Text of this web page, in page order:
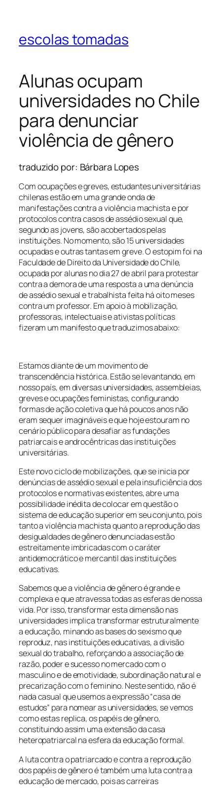
escolas tomadas
Alunas ocupam
universidades no Chile
para denunciar
violência de gênero
traduzido por: Bárbara Lopes
Com ocupações e greves, estudantes universitárias
chilenas estão em uma grande onda de
manifestações contra a violência machista e por
protocolos contra casos de assédio sexual que,
segundo as jovens, são acobertados pelas
instituições. No momento, são 15 universidades
ocupadas e outras tantas em greve. O estopim foi na
Faculdade de Direito da Universidade do Chile,
ocupada por alunas no dia 27 de abril para protestar
contra a demora de uma resposta a uma denúncia
de assédio sexual e trabalhista feita há oito meses
contra um professor. Em apoio à mobilização,
professoras, intelectuais e ativistas políticas
fizeram um manifesto que traduzimos abaixo:
Estamos diante de um movimento de
transcendência histórica. Estão se levantando, em
nosso país, em diversas universidades, assembleias,
greves e ocupações feministas, configurando
formas de ação coletiva que há poucos anos não
eram sequer imagináveis e que hoje estouram no
cenário público para desafiar as fundações
patriarcais e androcêntricas das instituições
universitárias.
Este novo ciclo de mobilizações, que se inicia por
denúncias de assédio sexual e pela insuficiência dos
protocolos e normativas existentes, abre uma
possibilidade inédita de colocar em questão o
sistema de educação superior em seu conjunto, pois
tanto a violência machista quanto a reprodução das
desigualdades de gênero denunciadas estão
estreitamente imbricadas com o caráter
antidemocrático e mercantil das instituições
educativas.
Sabemos que a violência de gênero é grande e
complexa e que atravessa todas as esferas de nossa
vida. Por isso, transformar esta dimensão nas
universidades implica transformar estruturalmente
a educação, minando as bases do sexismo que
reproduz, nas instituições educativas, a divisão
sexual do trabalho, reforçando a associação de
razão, poder e sucesso no mercado com o
masculino e de emotividade, subordinação natural e
precarização com o feminino. Neste sentido, não é
nada casual que usemos a expressão “casa de
estudos” para nomear as universidades, se vemos
como estas replica, os papéis de gênero,
constituindo assim uma extensão da casa
heteropatriarcal na esfera da educação formal.
A luta contra o patriarcado e contra a reprodução
dos papéis de gênero é também uma luta contra a
educação de mercado, pois as carreiras